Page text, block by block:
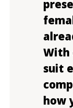
With
suit
how